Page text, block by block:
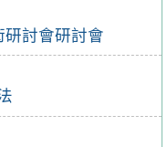
討會研討會